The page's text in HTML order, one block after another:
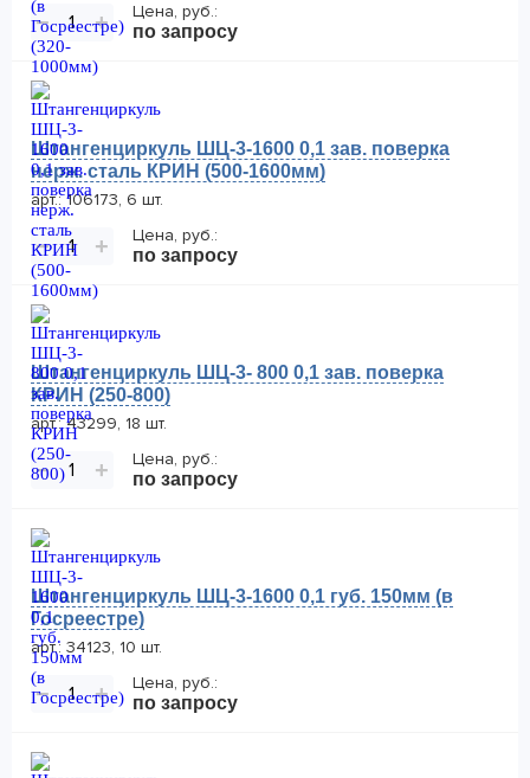
− +
Цена, руб.:
по запросу
Штангенциркуль ШЦ-3-1600 0,1 зав. поверка
нерж. сталь КРИН (500-1600мм)
арт.: 106173, 6 шт.
− +
Цена, руб.:
по запросу
Штангенциркуль ШЦ-3- 800 0,1 зав. поверка
КРИН (250-800)
арт.: 43299, 18 шт.
− +
Цена, руб.:
по запросу
Штангенциркуль ШЦ-3-1600 0,1 губ. 150мм (в
Госреестре)
арт.: 34123, 10 шт.
− +
Цена, руб.:
по запросу